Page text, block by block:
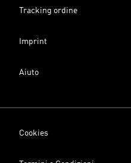
Tracking ordine
Imprint
Aiuto
Cookies